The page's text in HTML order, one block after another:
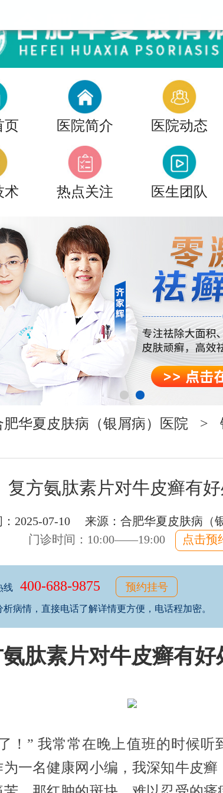
页 医院简介 医院动态
术 热点关注 医生团队
肥华夏皮肤病（银屑病）医院 >
复方氨肽素片对牛皮癣有
：2025-07-10 来源： 合肥华夏皮肤病（
门诊时间：10:00——19:00
点击预
线 400-688-9875 预约挂号
析病情，直接电话了解详情更方便，电话程加密。
肽素片对牛皮癣有好
！” 我常常在晚上值班的时候听
为一名健康网小编，我深知牛皮癣